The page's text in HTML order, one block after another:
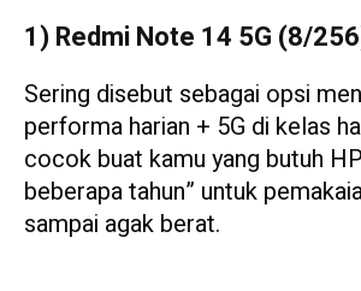
1) Redmi Note 14 5G (8/
Sering disebut sebagai opsi
performa harian + 5G di kelas
cocok buat kamu yang butuh
beberapa tahun” untuk
sampai agak berat.